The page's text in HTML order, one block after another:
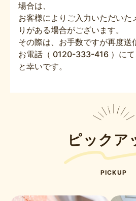
場合は、
お客様によりご入力いただいた
りがある場合がございます。
その際は、お手数ですが再度送
お電話（ 0120-333-416 ）に
と幸いです。
ピックア
PICKUP